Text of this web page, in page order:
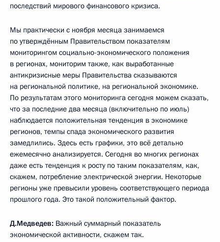
последствий мирового финансового кризиса.
Мы практически с ноября месяца занимаемся
по утверждённым Правительством показателям
мониторингом социально-экономического положения
в регионах, мониторим также, как выработанные
антикризисные меры Правительства сказываются
на региональной политике, на региональной экономике.
По результатам этого мониторинга сегодня можем сказать,
что за последние два месяца (включительно по июль)
наблюдается положительная тенденция в экономике
регионов, темпы спада экономического развития
замедлились. Здесь есть графики, это всё детально
ежемесячно анализируется. Сегодня во многих регионах
даже есть тенденция к росту по таким показателям, как,
скажем, потребление электрической энергии. Некоторые
регионы уже превысили уровень соответствующего периода
прошлого года. Это такой положительный фактор.
Д.Медведев: Важный суммарный показатель
экономической активности, скажем так.